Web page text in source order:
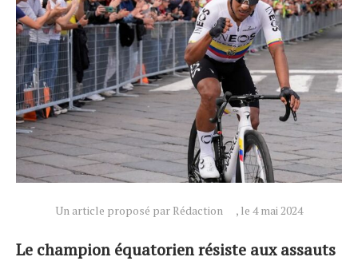
Un article proposé par Rédaction , le 4 mai 2024
Le champion équatorien résiste aux assauts